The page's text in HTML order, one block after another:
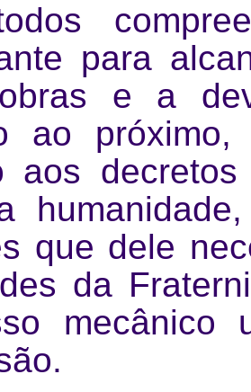
para
e a
ao
aos
que dele
da